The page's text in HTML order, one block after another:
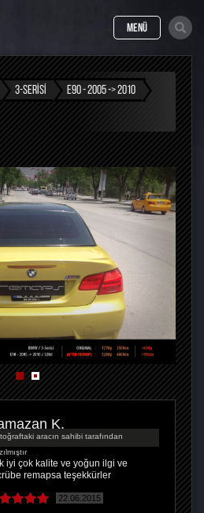
MENÜ
3-SERISI
E90 - 2005 -> 2010
K.
aracın sahibi tarafından
iyi çok kalite ve yoğun ilgi ve
remapsa teşekkürler
22.06.2015